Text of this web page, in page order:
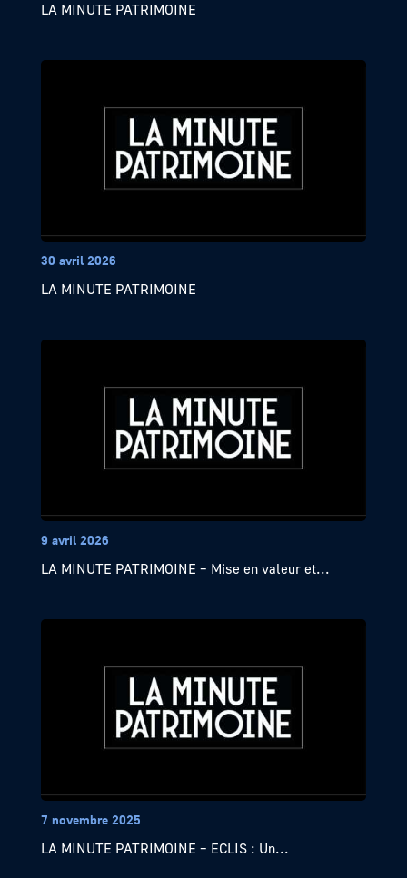
LA MINUTE PATRIMOINE
30 avril 2026
LA MINUTE PATRIMOINE
9 avril 2026
LA MINUTE PATRIMOINE – Mise en valeur et...
7 novembre 2025
LA MINUTE PATRIMOINE – ECLIS : Un...